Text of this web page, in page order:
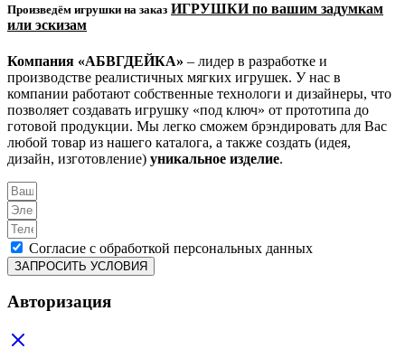
Произведём игрушки на заказ ИГРУШКИ по вашим задумкам
или эскизам
Компания «АБВГДЕЙКА» – лидер в разработке и
производстве реалистичных мягких игрушек. У нас в
компании работают собственные технологи и дизайнеры, что
позволяет создавать игрушку «под ключ» от прототипа до
готовой продукции. Мы легко сможем брэндировать для Вас
любой товар из нашего каталога, а также создать (идея,
дизайн, изготовление) уникальное изделие.
Согласие с обработкой персональных данных
ЗАПРОСИТЬ УСЛОВИЯ
Авторизация